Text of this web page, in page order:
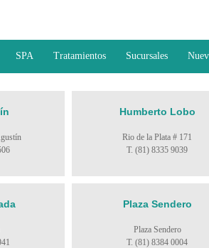
SPA Tratamientos Sucursales
Humberto Lobo
Rio de la Plata # 171
T. (81) 8335 9039
Plaza Sendero
Plaza Sendero
T. (81) 8384 0004